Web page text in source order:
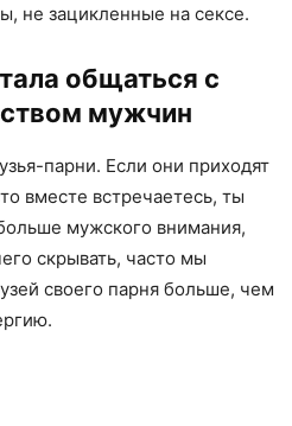
не зацикленные на сексе.
общаться с
мужчин
парни. Если они приходят
вместе встречаетесь, ты
мужского внимания,
скрывать, часто мы
своего парня больше, чем